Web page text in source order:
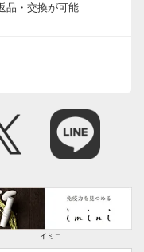
品・交換が可能
イミニ